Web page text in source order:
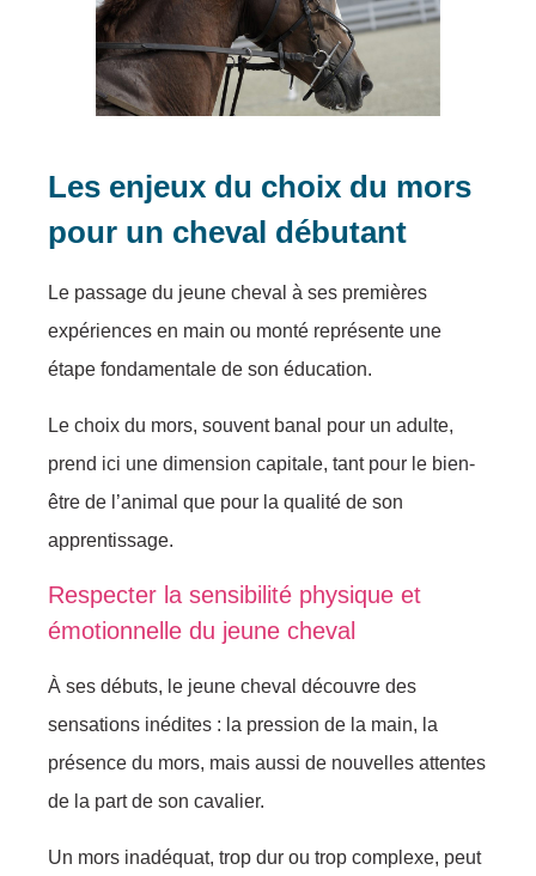
Les enjeux du choix du mors
pour un cheval débutant
Le passage du jeune cheval à ses premières
expériences en main ou monté représente une
étape fondamentale de son éducation.
Le choix du mors, souvent banal pour un adulte,
prend ici une dimension capitale, tant pour le bien-
être de l’animal que pour la qualité de son
apprentissage.
Respecter la sensibilité physique et
émotionnelle du jeune cheval
À ses débuts, le jeune cheval découvre des
sensations inédites : la pression de la main, la
présence du mors, mais aussi de nouvelles attentes
de la part de son cavalier.
Un mors inadéquat, trop dur ou trop complexe, peut